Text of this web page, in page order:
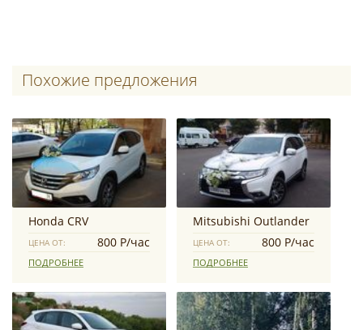
Похожие предложения
Honda CRV
ЦЕНА ОТ: 800 Р/час
ПОДРОБНЕЕ
Mitsubishi Outlander
ЦЕНА ОТ: 800 Р/час
ПОДРОБНЕЕ